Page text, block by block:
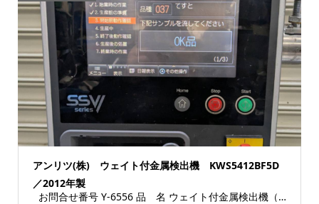
アンリツ(株) ウェイト付金属検出機 KWS5412BF5D
／2012年製
お問合せ番号 Y-6556 品 名 ウェイト付金属検出機（No.4600178817）...